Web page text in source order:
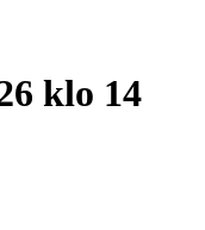
klo 14